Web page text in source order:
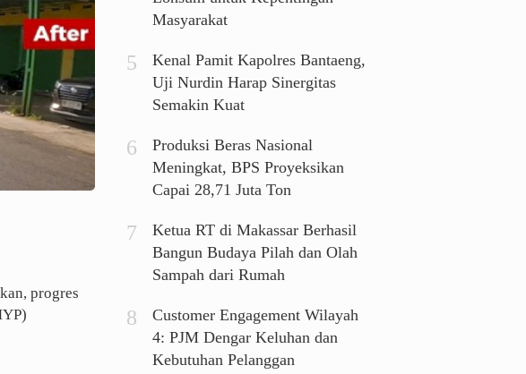
progres
Masyarakat
Kenal Pamit Kapolres Bantaeng,
Uji Nurdin Harap Sinergitas
Semakin Kuat
Produksi Beras Nasional
Meningkat, BPS Proyeksikan
Capai 28,71 Juta Ton
Ketua RT di Makassar Berhasil
Bangun Budaya Pilah dan Olah
Sampah dari Rumah
Customer Engagement Wilayah
4: PJM Dengar Keluhan dan
Kebutuhan Pelanggan